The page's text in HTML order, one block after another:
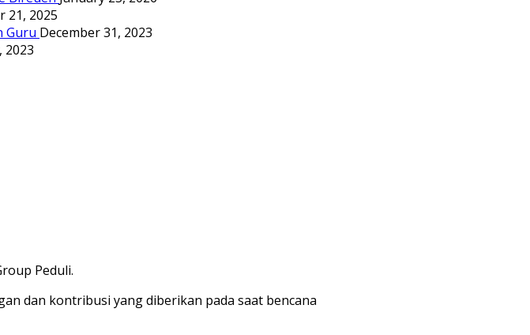
21, 2025
Guru December 31, 2023
2023
Peduli.
dan kontribusi yang diberikan pada saat bencana